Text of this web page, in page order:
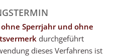
ohne Sperrjahr und ohne
durchgeführt
dieses Verfahrens ist